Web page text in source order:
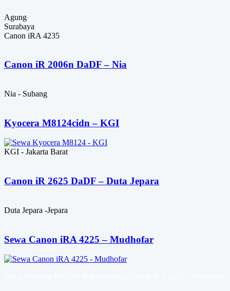
Agung
Surabaya
Canon iRA 4235
Canon iR 2006n DaDF – Nia
Nia - Subang
Kyocera M8124cidn – KGI
KGI - Jakarta Barat
Canon iR 2625 DaDF – Duta Jepara
Duta Jepara -Jepara
Sewa Canon iRA 4225 – Mudhofar